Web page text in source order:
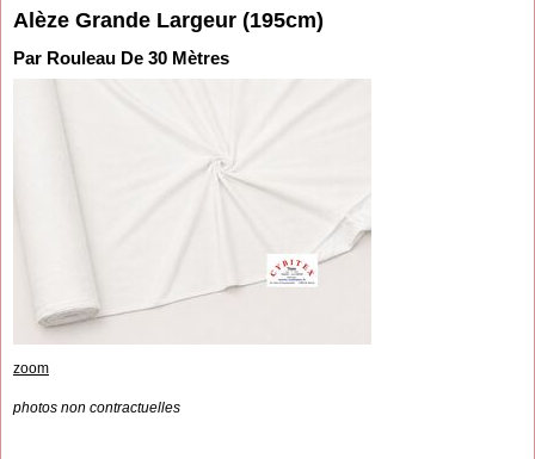
Alèze Grande Largeur (195cm)
Par Rouleau De 30 Mètres
zoom
photos non contractuelles